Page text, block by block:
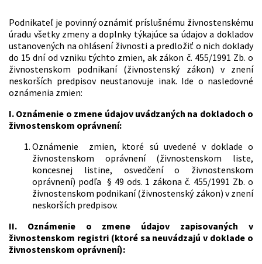
Podnikateľ je povinný oznámiť príslušnému živnostenskému
úradu všetky zmeny a doplnky týkajúce sa údajov a dokladov
ustanovených na ohlásení živnosti a predložiť o nich doklady
do 15 dní od vzniku týchto zmien, ak zákon č. 455/1991 Zb. o
živnostenskom podnikaní (živnostenský zákon) v znení
neskorších predpisov neustanovuje inak. Ide o nasledovné
oznámenia zmien:
I. Oznámenie o zmene údajov uvádzaných na dokladoch o
živnostenskom oprávnení:
Oznámenie zmien, ktoré sú uvedené v doklade o
živnostenskom oprávnení (živnostenskom liste,
koncesnej listine, osvedčení o živnostenskom
oprávnení) podľa § 49 ods. 1 zákona č. 455/1991 Zb. o
živnostenskom podnikaní (živnostenský zákon) v znení
neskorších predpisov.
II. Oznámenie o zmene údajov zapisovaných v
živnostenskom registri (ktoré sa neuvádzajú v doklade o
živnostenskom oprávnení):